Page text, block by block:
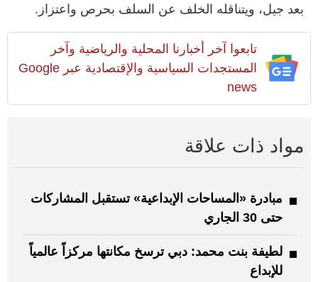
بعد جيل، ويتناقله الخلف عن السلف بحرص واعتزاز.
تابعوا آخر أخبارنا المحلية والرياضية وآخر
المستجدات السياسية والإقتصادية عبر Google
news
مواد ذات علاقة
مبادرة «المساحات الإبداعية» تستقبل المشاركات
حتى 30 الجاري
لطيفة بنت محمد: دبي ترسخ مكانتها مركزاً عالمياً
للإبداع